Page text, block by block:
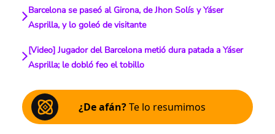
Barcelona se paseó al Girona, de Jhon Solís y Yáser
Asprilla, y lo goleó de visitante
[Video] Jugador del Barcelona metió dura patada a Yáser
Asprilla; le dobló feo el tobillo
¿De afán?Te lo resumimos